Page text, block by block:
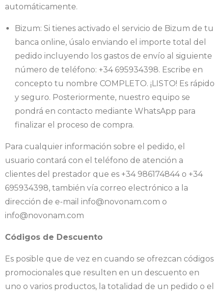
automáticamente.
Bizum: Si tienes activado el servicio de Bizum de tu
banca online, úsalo enviando el importe total del
pedido incluyendo los gastos de envío al siguiente
número de teléfono: +34 695934398. Escribe en
concepto tu nombre COMPLETO. ¡LISTO! Es rápido
y seguro. Posteriormente, nuestro equipo se
pondrá en contacto mediante WhatsApp para
finalizar el proceso de compra.
Para cualquier información sobre el pedido, el
usuario contará con el teléfono de atención a
clientes del prestador que es +34 986174844 o +34
695934398, también vía correo electrónico a la
dirección de e-mail info@novonam.com o
info@novonam.com
Códigos de Descuento
Es posible que de vez en cuando se ofrezcan códigos
promocionales que resulten en un descuento en
uno o varios productos, la totalidad de un pedido o el